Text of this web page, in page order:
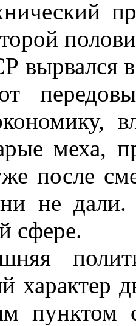
вырвался
от
меха,
после
не дали.
сфере.
характер
пунктом